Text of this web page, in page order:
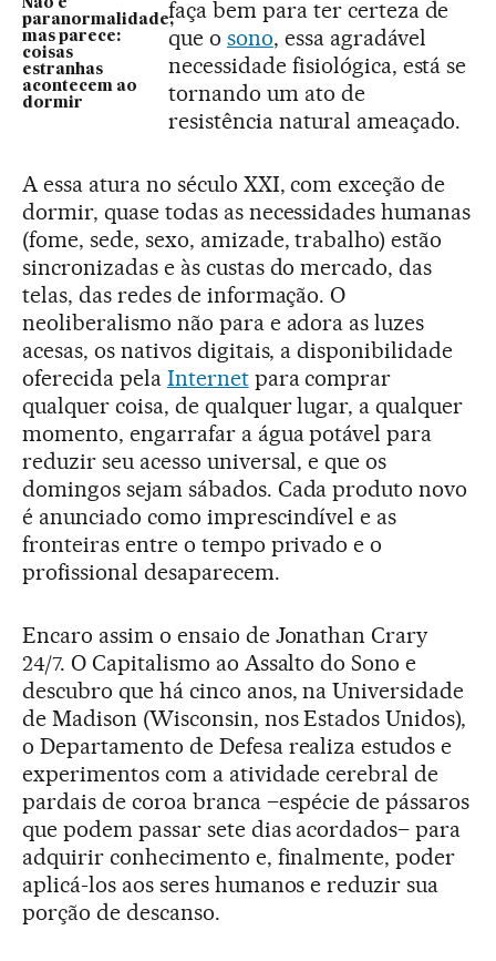
Não é
paranormalidade,
mas parece:
coisas
estranhas
acontecem ao
dormir
faça bem para ter certeza de
que o sono, essa agradável
necessidade fisiológica, está se
tornando um ato de
resistência natural ameaçado.
A essa atura no século XXI, com exceção de
dormir, quase todas as necessidades humanas
(fome, sede, sexo, amizade, trabalho) estão
sincronizadas e às custas do mercado, das
telas, das redes de informação. O
neoliberalismo não para e adora as luzes
acesas, os nativos digitais, a disponibilidade
oferecida pela Internetpara comprar
qualquer coisa, de qualquer lugar, a qualquer
momento, engarrafar a água potável para
reduzir seu acesso universal, e que os
domingos sejam sábados. Cada produto novo
é anunciado como imprescindível e as
fronteiras entre o tempo privado e o
profissional desaparecem.
Encaro assim o ensaio de Jonathan Crary
24/7. O Capitalismo ao Assalto do Sono e
descubro que há cinco anos, na Universidade
de Madison (Wisconsin, nos Estados Unidos),
o Departamento de Defesa realiza estudos e
experimentos com a atividade cerebral de
pardais de coroa branca –espécie de pássaros
que podem passar sete dias acordados– para
adquirir conhecimento e, finalmente, poder
aplicá-los aos seres humanos e reduzir sua
porção de descanso.